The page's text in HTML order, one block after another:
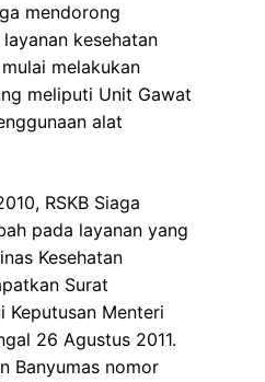
mendorong
kesehatan
melakukan
meliputi Unit Gawat
alat
RSKB Siaga
pada layanan yang
Kesehatan
Surat
Keputusan Menteri
26 Agustus 2011.
Banyumas nomor